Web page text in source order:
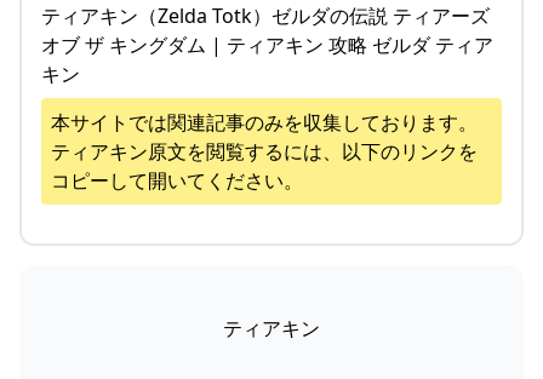
ティアキン（Zelda Totk）ゼルダの伝説 ティアーズ
オブ ザ キングダム | ティアキン 攻略 ゼルダ ティア
キン
本サイトでは関連記事のみを収集しております。
ティアキン原文を閲覧するには、以下のリンクを
コピーして開いてください。
ティアキン